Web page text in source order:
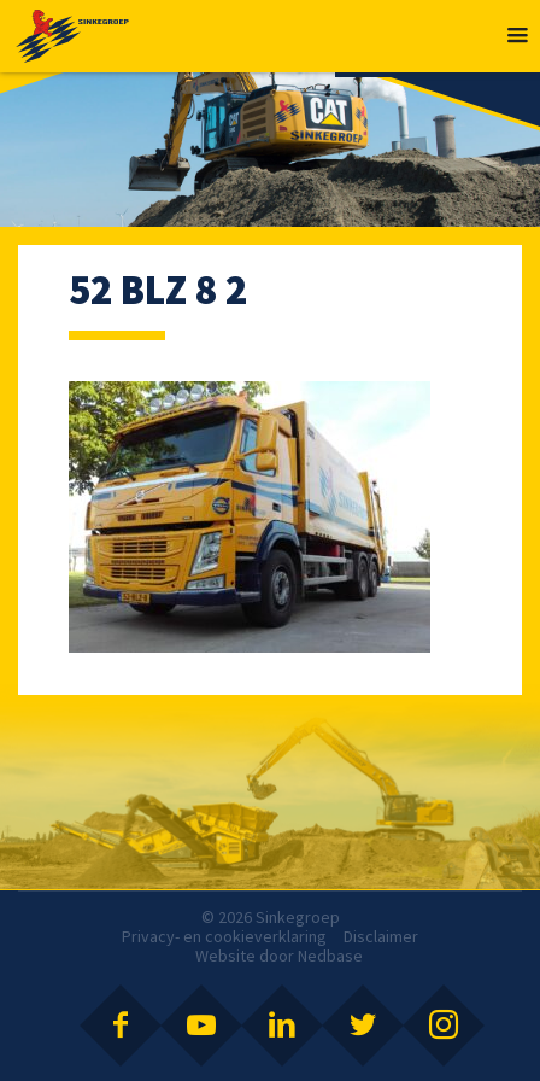
52 BLZ 8 2
© 2026 Sinkegroep
Privacy- en cookieverklaring
Disclaimer
Website door Nedbase